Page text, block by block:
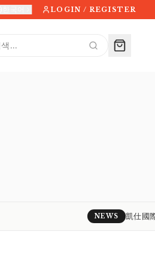
LOGIN / REGISTER
SCROLL FOR CONTENTS ↓
NEWS 凱仕國際精品